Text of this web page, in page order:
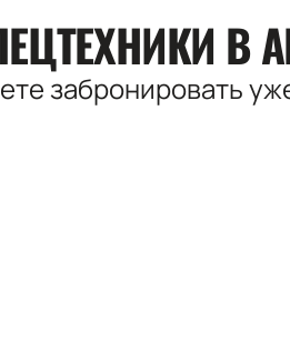
В
забронировать